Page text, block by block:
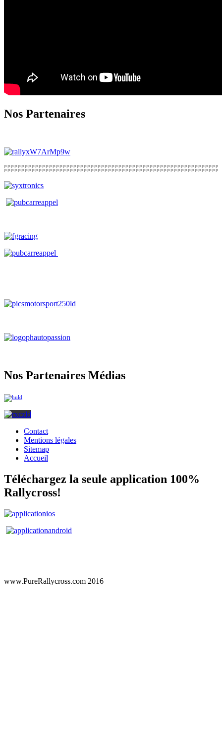
Nos Partenaires
Nos Partenaires Médias
Contact
Mentions légales
Sitemap
Accueil
Téléchargez la seule application 100%
Rallycross!
www.PureRallycross.com 2016